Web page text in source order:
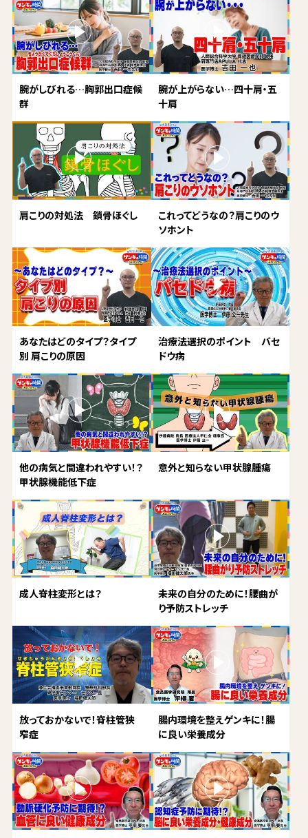
腕がしびれる…胸郭出口症候
群
腕が上がらない…四十肩・五
十肩
肩こりの対処法 鎖骨ほぐし
これってどうなの？肩こりのウ
ソホント
あなたはどのタイプ？タイプ
別 肩こりの原因
治療法選択のポイント バセ
ドウ病
他の病気と間違われやすい！？
甲状腺機能低下症
意外と知らない甲状腺腫瘍
成人脊柱変形とは？
未来の自分のために！腰曲が
り予防ストレッチ
放っておかないで！脊柱管狭
窄症
腸内環境を整えゲンキに！腸
に良い栄養成分